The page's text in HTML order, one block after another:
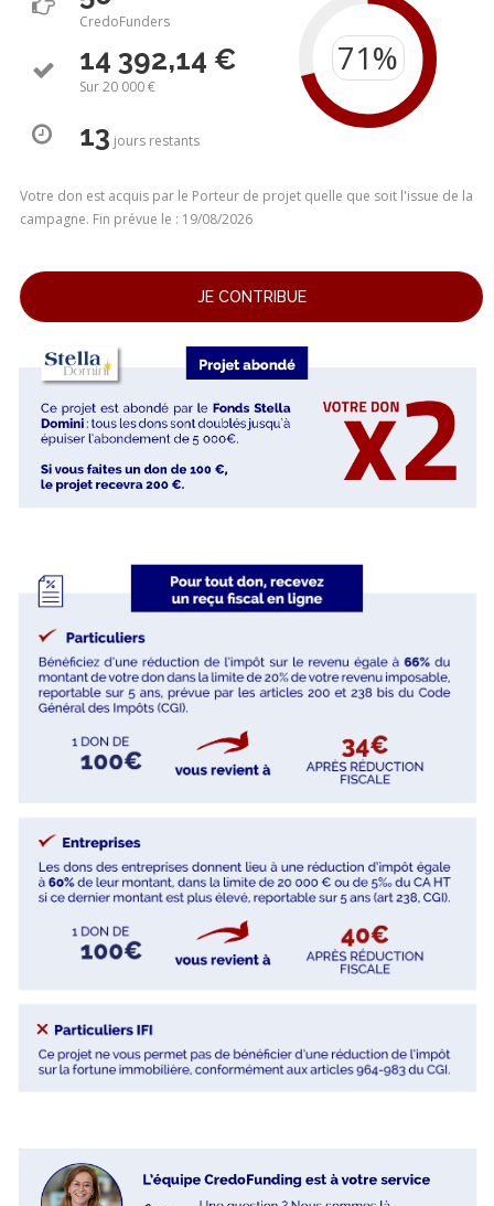
CredoFunders
14 392,14 €
Sur 20 000 €
13 joursrestants
Votre don est acquis par le Porteur de projet quelle que soit l'issue de la
campagne. Fin prévue le : 19/08/2026
JE CONTRIBUE